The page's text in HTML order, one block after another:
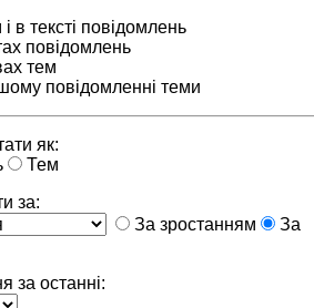
в тексті повідомлень
повідомлень
тем
повідомленні теми
як:
Тем
за:
За зростанням
За
за останні: